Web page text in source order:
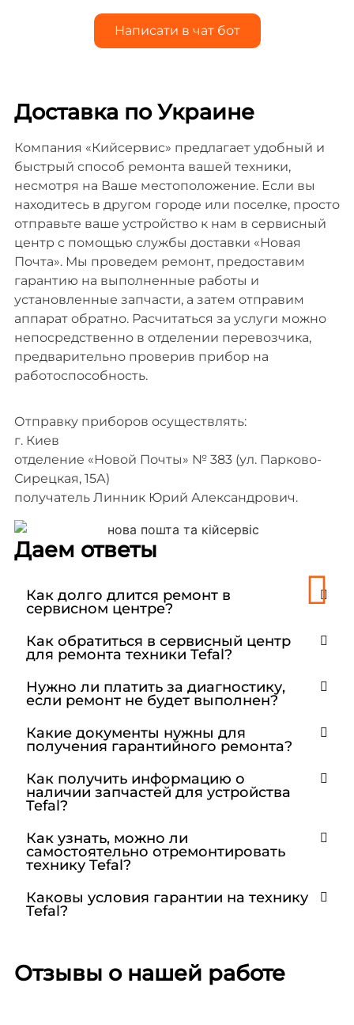
Написати в чат бот
Доставка по Украине
Компания «Кийсервис» предлагает удобный и
быстрый способ ремонта вашей техники,
несмотря на Ваше местоположение. Если вы
находитесь в другом городе или поселке, просто
отправьте ваше устройство к нам в сервисный
центр с помощью службы доставки «Новая
Почта». Мы проведем ремонт, предоставим
гарантию на выполненные работы и
установленные запчасти, а затем отправим
аппарат обратно. Расчитаться за услуги можно
непосредственно в отделении перевозчика,
предварительно проверив прибор на
работоспособность.
Отправку приборов осуществлять:
г. Киев
отделение «Новой Почты» № 383 (ул. Парково-
Сирецкая, 15А)
получатель Линник Юрий Александрович.
Даем ответы
Как долго длится ремонт в
сервисном центре?
Как обратиться в сервисный центр
для ремонта техники Tefal?
Нужно ли платить за диагностику,
если ремонт не будет выполнен?
Какие документы нужны для
получения гарантийного ремонта?
Как получить информацию о
наличии запчастей для устройства
Tefal?
Как узнать, можно ли
самостоятельно отремонтировать
технику Tefal?
Каковы условия гарантии на технику
Tefal?
Отзывы о нашей работе